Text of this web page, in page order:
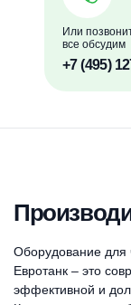
Или
все обсудим
+7 (495)
Оборудование для
Евротанк – это
эффективной и